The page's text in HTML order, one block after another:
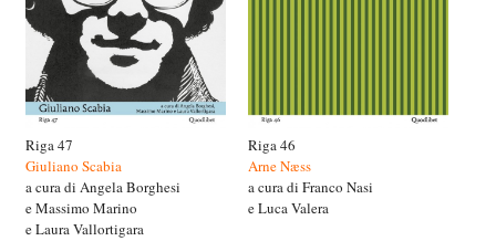
Riga 47
Giuliano Scabia
a cura di Angela Borghesi
e Massimo Marino
e Laura Vallortigara
Riga 46
Arne Næss
a cura di Franco Nasi
e Luca Valera